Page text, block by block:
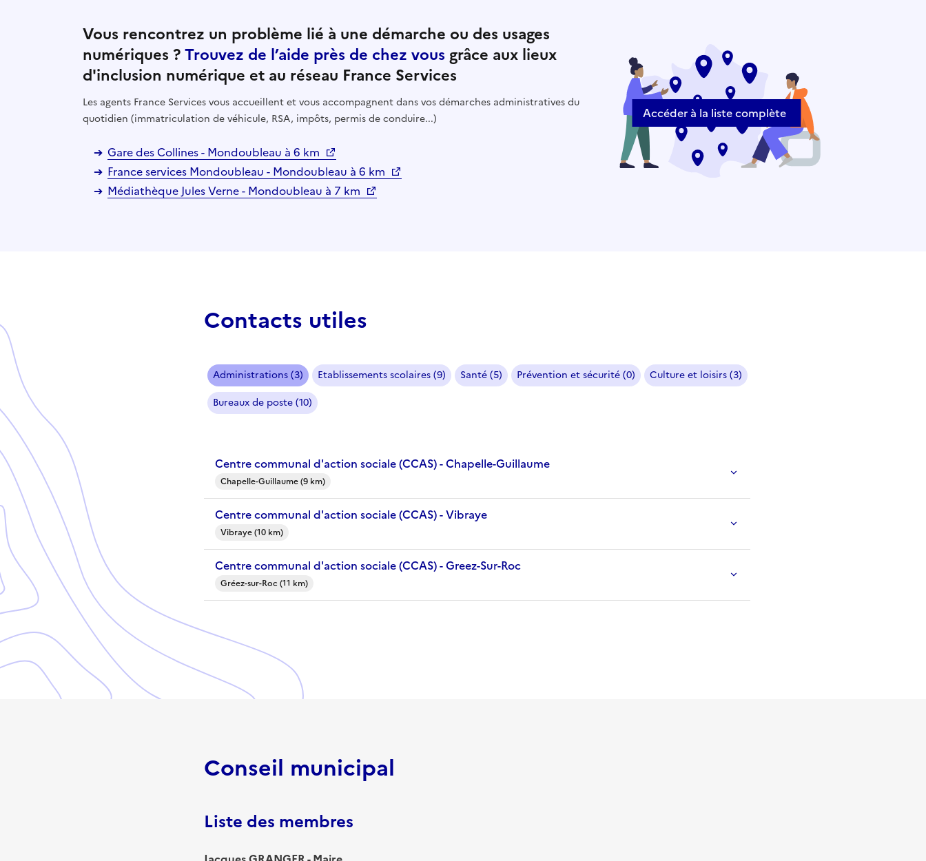
Vous rencontrez un problème lié à une démarche ou des usages
numériques ?Trouvez de l’aide près de chez vous grâce aux lieux
d'inclusion numérique et au réseau France Services
Les agents France Services vous accueillent et vous accompagnent dans vos démarches administratives du
quotidien (immatriculation de véhicule, RSA, impôts, permis de conduire...)
Gare des Collines - Mondoubleau à 6 km
France services Mondoubleau - Mondoubleau à 6 km
Médiathèque Jules Verne - Mondoubleau à 7 km
Accéder à la liste complète
Contacts utiles
Administrations (3) Etablissements scolaires (9) Santé (5) Prévention et sécurité (0)
Culture et loisirs (3)
Bureaux de poste (10)
Centre communal d'action sociale (CCAS) - Chapelle-Guillaume
Chapelle-Guillaume (9 km)
Centre communal d'action sociale (CCAS) - Vibraye
Vibraye (10 km)
Centre communal d'action sociale (CCAS) - Greez-Sur-Roc
Gréez-sur-Roc (11 km)
Conseil municipal
Liste des membres